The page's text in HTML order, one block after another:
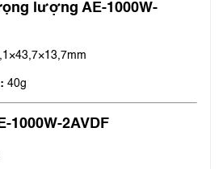
lượng AE-1000W-
40g
1000W-2AVDF